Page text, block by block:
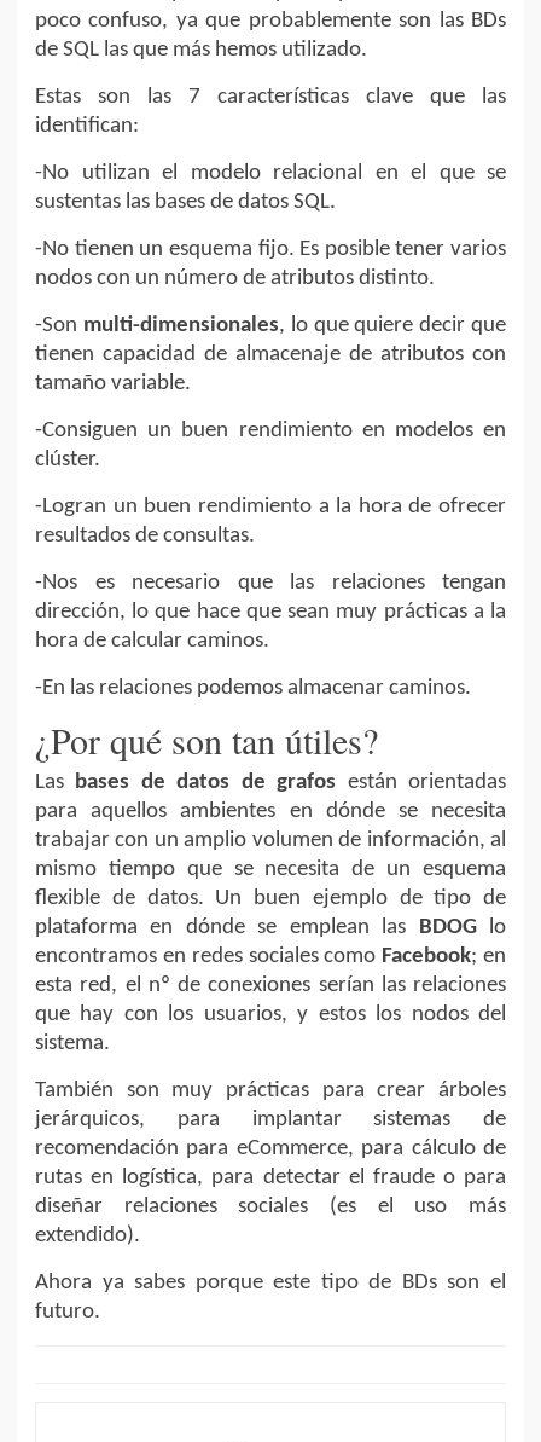
poco confuso, ya que probablemente son las BDs
de SQL las que más hemos utilizado.
Estas son las 7 características clave que las
identifican:
-No utilizan el modelo relacional en el que se
sustentas las bases de datos SQL.
-No tienen un esquema fijo. Es posible tener varios
nodos con un número de atributos distinto.
-Son multi-dimensionales, lo que quiere decir que
tienen capacidad de almacenaje de atributos con
tamaño variable.
-Consiguen un buen rendimiento en modelos en
clúster.
-Logran un buen rendimiento a la hora de ofrecer
resultados de consultas.
-Nos es necesario que las relaciones tengan
dirección, lo que hace que sean muy prácticas a la
hora de calcular caminos.
-En las relaciones podemos almacenar caminos.
¿Por qué son tan útiles?
Las bases de datos de grafos están orientadas
para aquellos ambientes en dónde se necesita
trabajar con un amplio volumen de información, al
mismo tiempo que se necesita de un esquema
flexible de datos. Un buen ejemplo de tipo de
plataforma en dónde se emplean las BDOGlo
encontramos en redes sociales como Facebook; en
esta red, el nº de conexiones serían las relaciones
que hay con los usuarios, y estos los nodos del
sistema.
También son muy prácticas para crear árboles
jerárquicos, para implantar sistemas de
recomendación para eCommerce, para cálculo de
rutas en logística, para detectar el fraude o para
diseñar relaciones sociales (es el uso más
extendido).
Ahora ya sabes porque este tipo de BDs son el
futuro.